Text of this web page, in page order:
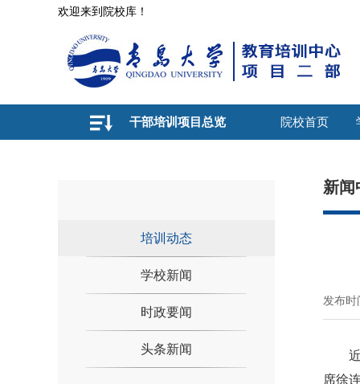
欢迎来到院校库！
院校首页
干部培训项目总览
培训动态
学校新闻
时政要闻
头条新闻
新闻
发布
席徐